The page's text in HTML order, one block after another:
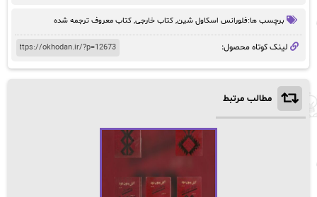
بود.
برچسب ها:فلورانس اسکاول شین, کتاب خارجی, کتاب معروف ترجمه شده
لینک کوتاه محصول:
مطالب مرتبط